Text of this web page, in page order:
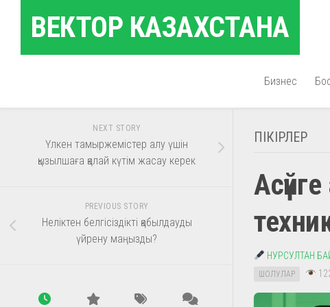
contentВЕКТОР КАЗАХСТАНА
Бизнес
ПІКІРЛЕР
НУРСУЛТАН
ШОЛУЛАР
NEXT STORY
Үлкен тамыржемістер алу үшін
қызылшаға қалай күтім жасау керек
PREVIOUS STORY
Неліктен белгісіздікті қабылдауды
үйрену маңызды?